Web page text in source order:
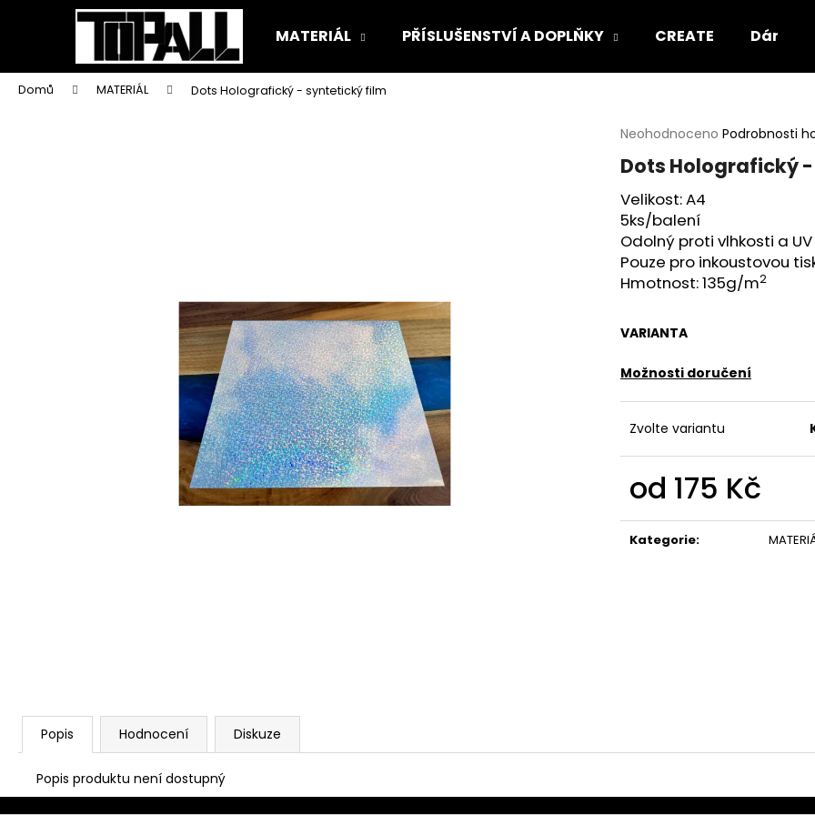
MATERIÁL PŘÍSLUŠENSTVÍ A DOPLŇKY CREATE
Domů MATERIÁL Dots Holografický - syntetický film
Průměrné
produktu
0,0
z
5
hvězdiček.
Neohodnoceno Podrobnosti
Dots Holografický
Velikost: A4
5ks/balení
Odolný proti vlhkosti a
Pouze pro inkoustovou
Hmotnost: 135g/m2
VARIANTA
Možnosti doručení
Zvolte variantu
od 175 Kč
Kategorie:
Popis Hodnocení Diskuze
Popis produktu není dostupný
í
do
obchodu
do
obchodu
HLEDAT